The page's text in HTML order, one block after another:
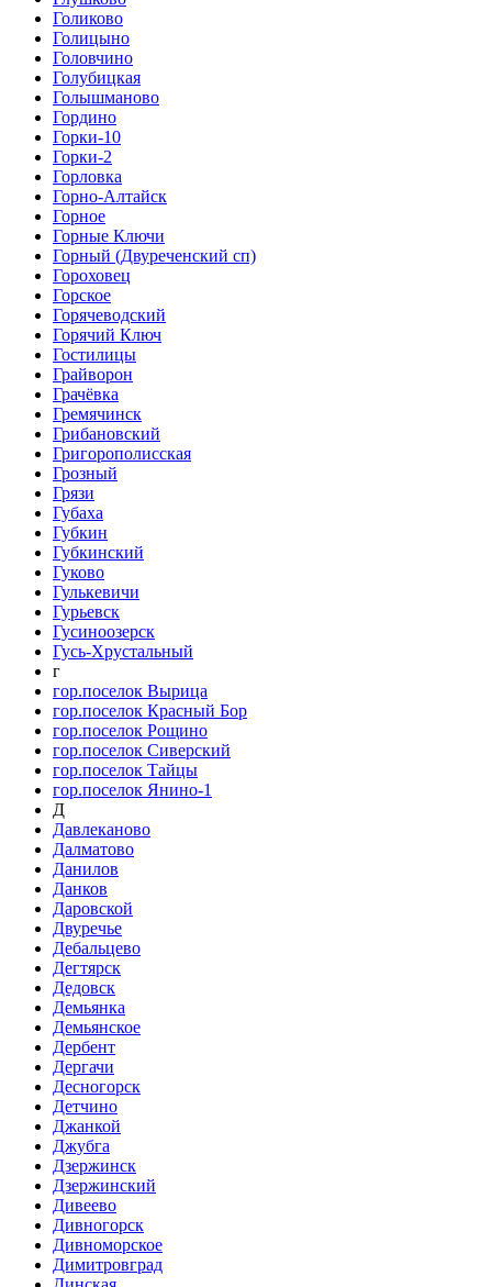
Голиково
Голицыно
Головчино
Голубицкая
Голышманово
Гордино
Горки-10
Горки-2
Горловка
Горно-Алтайск
Горное
Горные Ключи
Горный (Двуреченский сп)
Гороховец
Горское
Горячеводский
Горячий Ключ
Гостилицы
Грайворон
Грачёвка
Гремячинск
Грибановский
Григорополисская
Грозный
Грязи
Губаха
Губкин
Губкинский
Гуково
Гулькевичи
Гурьевск
Гусиноозерск
Гусь-Хрустальный
г
гор.поселок Вырица
гор.поселок Красный Бор
гор.поселок Рощино
гор.поселок Сиверский
гор.поселок Тайцы
гор.поселок Янино-1
Д
Давлеканово
Далматово
Данилов
Данков
Даровской
Двуречье
Дебальцево
Дегтярск
Дедовск
Демьянка
Демьянское
Дербент
Дергачи
Десногорск
Детчино
Джанкой
Джубга
Дзержинск
Дзержинский
Дивеево
Дивногорск
Дивноморское
Димитровград